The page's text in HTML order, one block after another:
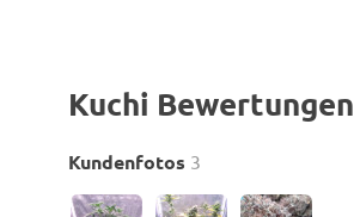
Kuchi Bewertungen
Kundenfotos 3